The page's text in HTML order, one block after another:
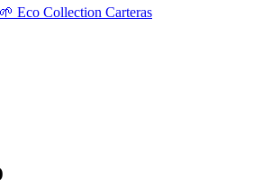
🌱 Eco Collection Carteras